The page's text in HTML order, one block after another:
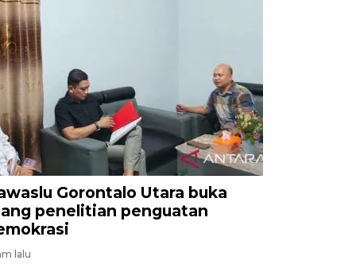
Gorontalo Utara buka
penelitian penguatan
lalu